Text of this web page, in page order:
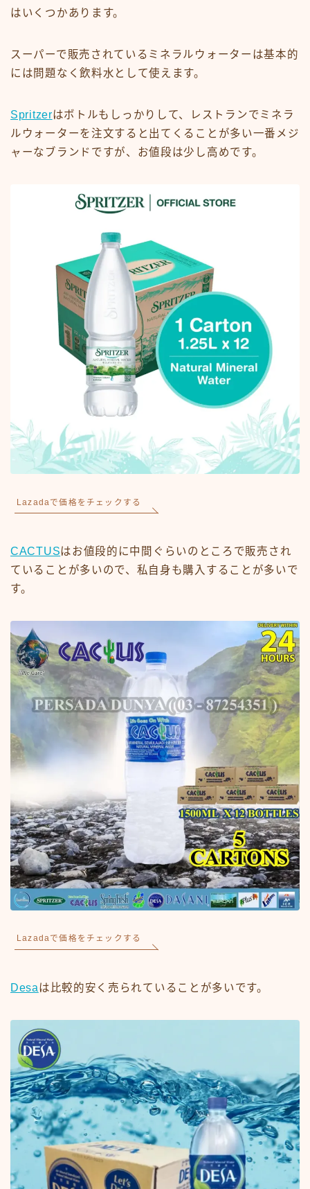
はいくつかあります。
スーパーで販売されているミネラルウォーターは基本的
には問題なく飲料水として使えます。
Spritzerはボトルもしっかりして、レストランでミネラ
ルウォーターを注文すると出てくることが多い一番メジ
ャーなブランドですが、お値段は少し高めです。
Lazadaで価格をチェックする
CACTUSはお値段的に中間ぐらいのところで販売され
ていることが多いので、私自身も購入することが多いで
す。
Lazadaで価格をチェックする
Desaは比較的安く売られていることが多いです。